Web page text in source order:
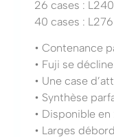
26 cases :
40 cases :
• Contenance
• Fuji se
• Une case
• Synthèse
• Disponible
• Larges